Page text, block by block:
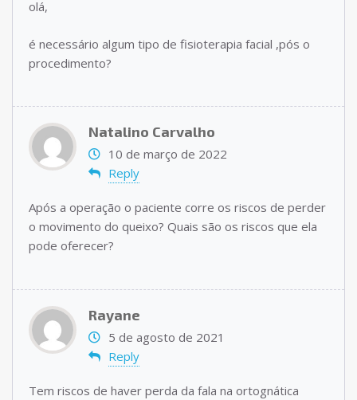
olá,
é necessário algum tipo de fisioterapia facial ,pós o
procedimento?
Natalino Carvalho
10 de março de 2022
Reply
Após a operação o paciente corre os riscos de perder
o movimento do queixo? Quais são os riscos que ela
pode oferecer?
Rayane
5 de agosto de 2021
Reply
Tem riscos de haver perda da fala na ortognática